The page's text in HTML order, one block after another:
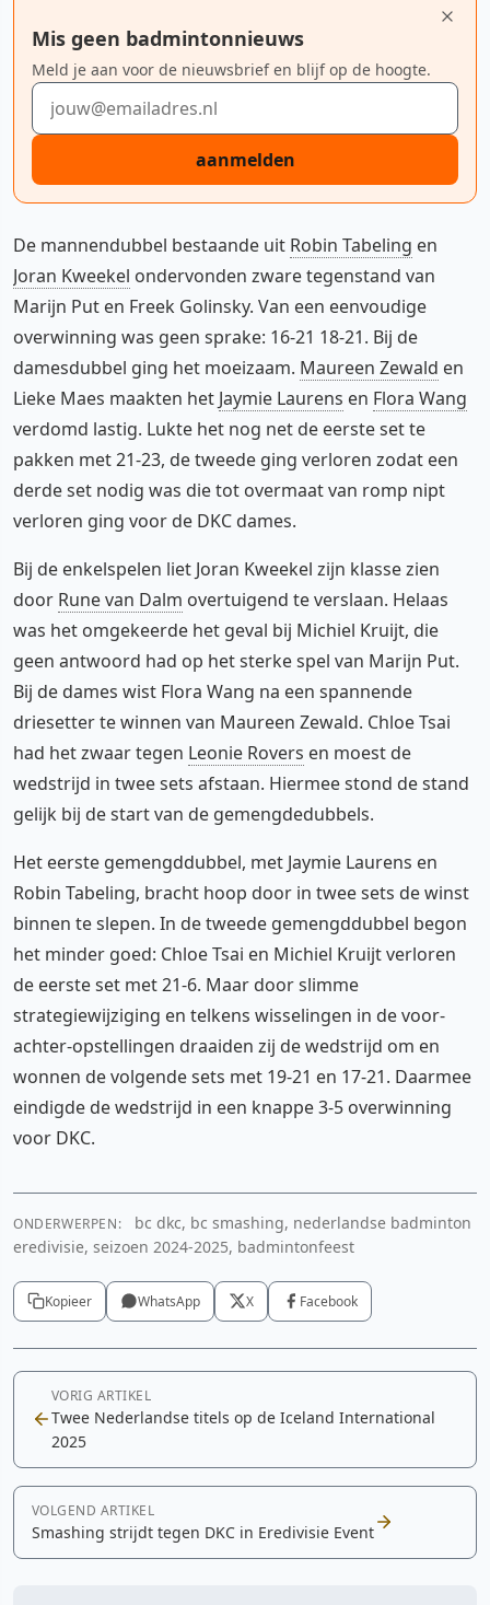
Mis geen badmintonnieuws
Meld je aan voor de nieuwsbrief en blijf op de hoogte.
E-mailadres
aanmelden
De mannendubbel bestaande uit Robin Tabeling en
Joran Kweekel ondervonden zware tegenstand van
Marijn Put en Freek Golinsky. Van een eenvoudige
overwinning was geen sprake: 16-21 18-21. Bij de
damesdubbel ging het moeizaam. Maureen Zewald en
Lieke Maes maakten het Jaymie Laurens en Flora Wang
verdomd lastig. Lukte het nog net de eerste set te
pakken met 21-23, de tweede ging verloren zodat een
derde set nodig was die tot overmaat van romp nipt
verloren ging voor de DKC dames.
Bij de enkelspelen liet Joran Kweekel zijn klasse zien
door Rune van Dalm overtuigend te verslaan. Helaas
was het omgekeerde het geval bij Michiel Kruijt, die
geen antwoord had op het sterke spel van Marijn Put.
Bij de dames wist Flora Wang na een spannende
driesetter te winnen van Maureen Zewald. Chloe Tsai
had het zwaar tegen Leonie Rovers en moest de
wedstrijd in twee sets afstaan. Hiermee stond de stand
gelijk bij de start van de gemengdedubbels.
Het eerste gemengddubbel, met Jaymie Laurens en
Robin Tabeling, bracht hoop door in twee sets de winst
binnen te slepen. In de tweede gemengddubbel begon
het minder goed: Chloe Tsai en Michiel Kruijt verloren
de eerste set met 21-6. Maar door slimme
strategiewijziging en telkens wisselingen in de voor-
achter-opstellingen draaiden zij de wedstrijd om en
wonnen de volgende sets met 19-21 en 17-21. Daarmee
eindigde de wedstrijd in een knappe 3-5 overwinning
voor DKC.
ONDERWERPEN:
bc dkc, bc smashing, nederlandse badminton
eredivisie, seizoen 2024-2025, badmintonfeest
Kopieer WhatsApp X Facebook
VORIG ARTIKEL
Twee Nederlandse titels op de Iceland International
2025
VOLGEND ARTIKEL
Smashing strijdt tegen DKC in Eredivisie Event